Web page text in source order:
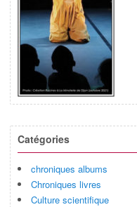
Catégories
chroniques albums
Chroniques livres
Culture scientifique